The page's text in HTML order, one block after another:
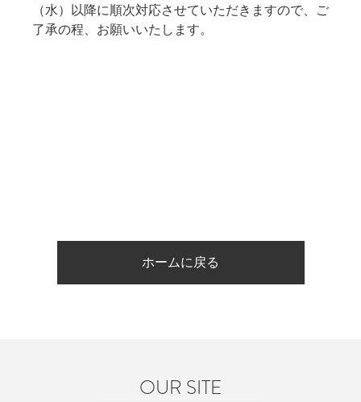
（水）以降に順次対応させていただきますので、ご
了承の程、お願いいたします。
ホームに戻る
OUR SITE